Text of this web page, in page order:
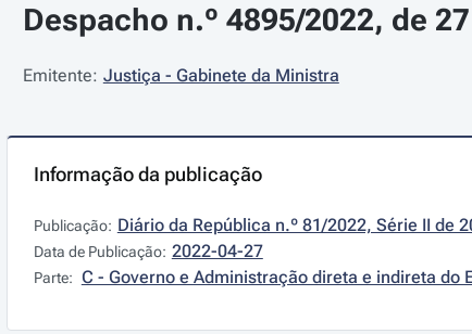
Despacho n.º 4895/2022, de
Emitente: Justiça - Gabinete da Ministra
Informação da publicação
Publicação: Diário da República n.º 81/2022, Série II de
Data de Publicação: 2022-04-27
Parte: C - Governo e Administração direta e indireta do